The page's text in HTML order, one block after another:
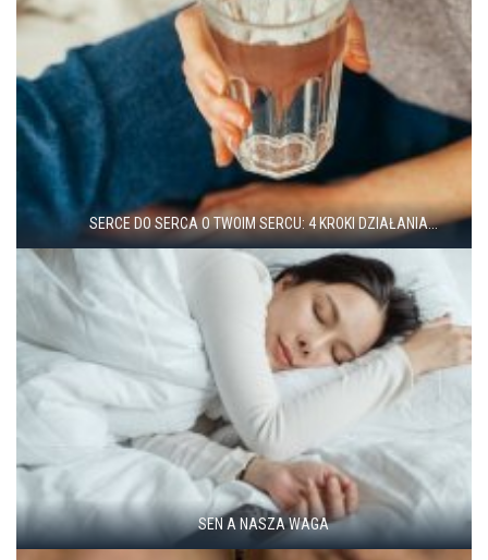
SERCE DO SERCA O TWOIM SERCU: 4 KROKI DZIAŁANIA...
SEN A NASZA WAGA